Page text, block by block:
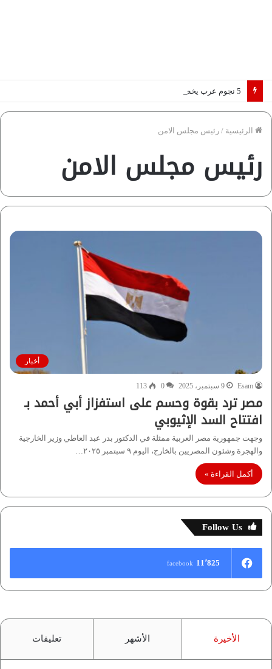
الرئيسية / رئيس مجلس الامن
رئيس مجلس الامن
أخبار
Esam 9 سبتمبر، 2025 0
113
مصر ترد بقوة وحسم على استفزاز أبي أحمد بـ
افتتاح السد الإثيوبي
وجهت جمهورية مصر العربية ممثلة في الدكتور بدر عبد العاطي وزير الخارجية
والهجرة وشئون المصريين بالخارج، اليوم ٩ سبتمبر ۲۰۲٥…
أكمل القراءة »
Follow Us
11٬825 facebook
الأخيرة الأشهر تعليقات